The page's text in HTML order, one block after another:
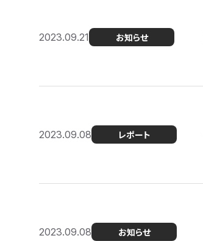
2023.09.21 お知らせ
2023.09.08 レポート
2023.09.08 お知らせ